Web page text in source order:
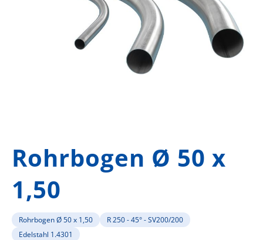
der
Bildergalerie
springen
Rohrbogen Ø 50 x
1,50
Rohrbogen Ø 50 x 1,50
R 250 - 45° - SV200/200
Edelstahl 1.4301